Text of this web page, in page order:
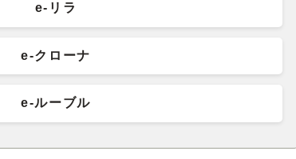
e‐リラ
e‐クローナ
e‐ルーブル